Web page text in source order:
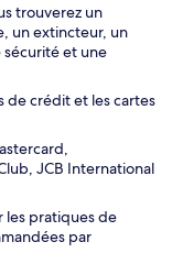
trouverez un
un extincteur, un
et une
de crédit et les cartes
JCB International
pratiques de
par